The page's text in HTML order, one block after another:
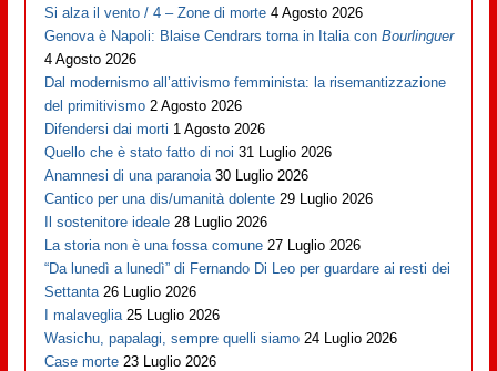
Si alza il vento / 4 – Zone di morte 4 Agosto 2026
Genova è Napoli: Blaise Cendrars torna in Italia conBourlinguer
4 Agosto 2026
Dal modernismo all’attivismo femminista: la risemantizzazione
del primitivismo 2 Agosto 2026
Difendersi dai morti 1 Agosto 2026
Quello che è stato fatto di noi 31 Luglio 2026
Anamnesi di una paranoia 30 Luglio 2026
Cantico per una dis/umanità dolente 29 Luglio 2026
Il sostenitore ideale 28 Luglio 2026
La storia non è una fossa comune 27 Luglio 2026
“Da lunedì a lunedì” di Fernando Di Leo per guardare ai resti dei
Settanta 26 Luglio 2026
I malaveglia 25 Luglio 2026
Wasichu, papalagi, sempre quelli siamo 24 Luglio 2026
Case morte 23 Luglio 2026